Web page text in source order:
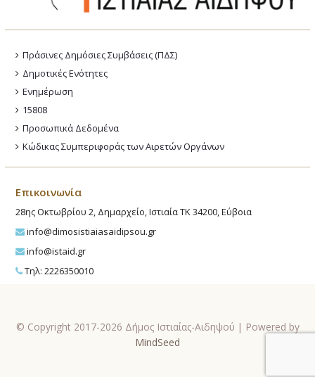
Πράσινες Δημόσιες Συμβάσεις (ΠΔΣ)
Δημοτικές Ενότητες
Ενημέρωση
15808
Προσωπικά Δεδομένα
Κώδικας Συμπεριφοράς των Αιρετών Οργάνων
Επικοινωνία
28ης Οκτωβρίου 2, Δημαρχείο, Ιστιαία ΤΚ 34200, Εύβοια
info@dimosistiaiasaidipsou.gr
info@istaid.gr
Τηλ: 2226350010
© Copyright 2017-2026 Δήμος Ιστιαίας-Αιδηψού | Powered by
MindSeed